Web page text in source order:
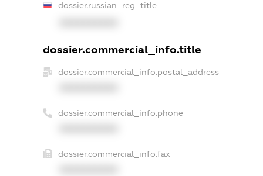
dossier.russian_reg_title
dossier.commercial_info.title
dossier.commercial_info.postal_address
dossier.commercial_info.phone
dossier.commercial_info.fax